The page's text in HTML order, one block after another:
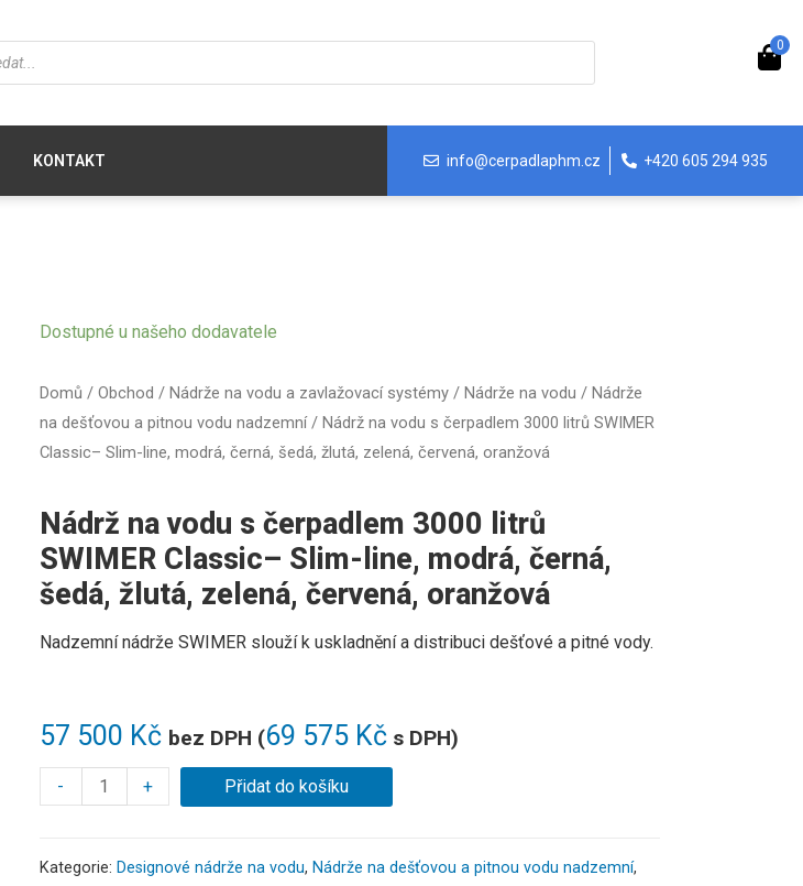
0
KONTAKT info@cerpadlaphm.cz +420 605 294 935
Domů / Obchod / Nádrže na vodu a zavlažovací systémy/ Nádrže na vodu / Nádrže
na dešťovou a pitnou vodu nadzemní/ Nádrž na vodu s čerpadlem 3000 litrů SWIMER
Classic– Slim-line, modrá, černá, šedá, žlutá, zelená, červená, oranžová
Nádrž na vodu s čerpadlem 3000 litrů
SWIMER Classic– Slim-line, modrá, černá,
šedá, žlutá, zelená, červená, oranžová
57 500 Kč bez DPH (69 575 Kčs DPH)
Nadzemní nádrže SWIMER slouží k uskladnění a distribuci dešťové a pitné vody.
Dostupné u našeho dodavatele
- + Přidat do košíku
Kategorie: Designové nádrže na vodu, Nádrže na dešťovou a pitnou vodu nadzemní,